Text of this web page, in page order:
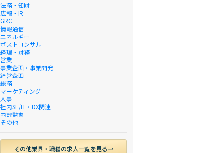
法務・知財
広報・IR
GRC
情報通信
エネルギー
ポストコンサル
経理・財務
営業
事業企画・事業開発
経営企画
総務
マーケティング
人事
社内SE/IT・DX関連
内部監査
その他
その他業界・職種の求人一覧を見る